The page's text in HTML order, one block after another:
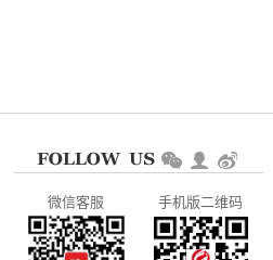
微信客服 手机版二维码